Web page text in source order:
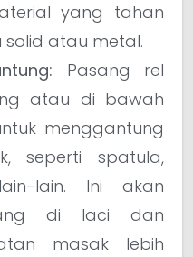
yang tahan
solid atau metal.
Pasang rel
atau di bawah
menggantung
seperti spatula,
lain. Ini akan
di laci dan
masak lebih